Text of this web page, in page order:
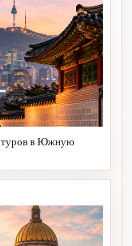
туров в Южную